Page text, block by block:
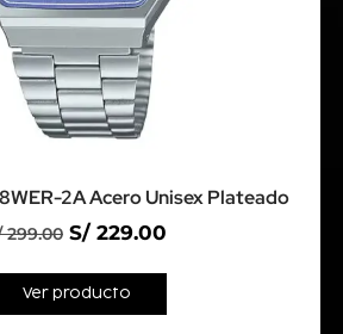
2A Acero Unisex Plateado
299.00 S/ 229.00
Ver producto